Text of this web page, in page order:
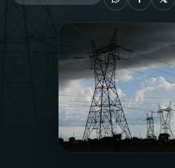
A RÁDIO
PROGRAMAÇÃO
PROGRAMAS